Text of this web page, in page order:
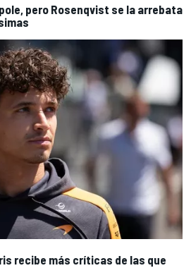
pero Rosenqvist se la arrebata
recibe más críticas de las que